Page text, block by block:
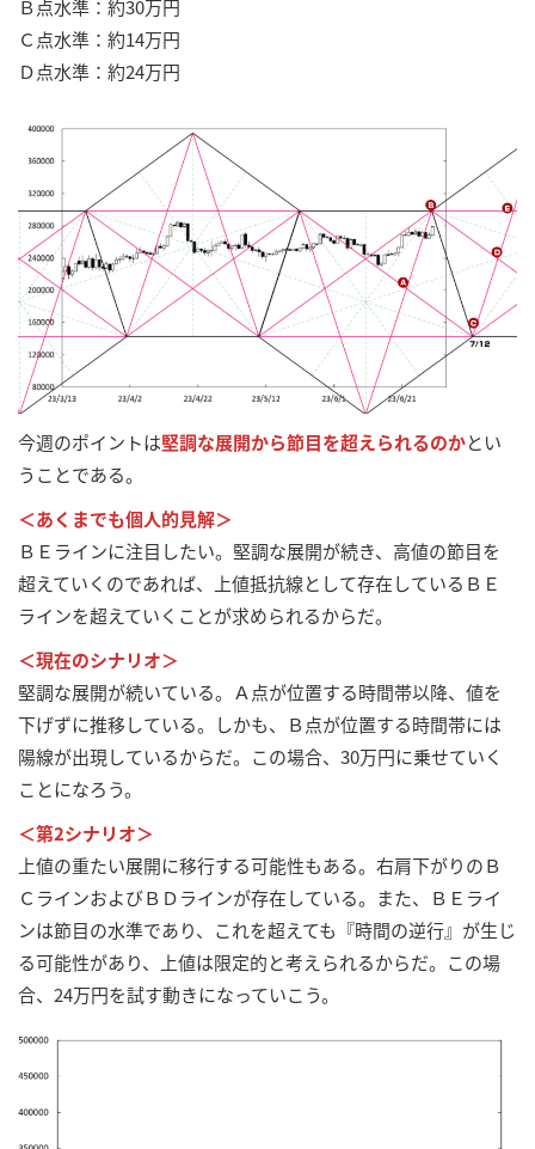
Ｂ点水準：約30万円
Ｃ点水準：約14万円
Ｄ点水準：約24万円
今週のポイントは堅調な展開から節目を超えられるのかとい
うことである。
＜あくまでも個人的見解＞
ＢＥラインに注目したい。堅調な展開が続き、高値の節目を
超えていくのであれば、上値抵抗線として存在しているＢＥ
ラインを超えていくことが求められるからだ。
＜現在のシナリオ＞
堅調な展開が続いている。Ａ点が位置する時間帯以降、値を
下げずに推移している。しかも、Ｂ点が位置する時間帯には
陽線が出現しているからだ。この場合、30万円に乗せていく
ことになろう。
＜第2シナリオ＞
上値の重たい展開に移行する可能性もある。右肩下がりのＢ
ＣラインおよびＢＤラインが存在している。また、ＢＥライ
ンは節目の水準であり、これを超えても『時間の逆行』が生じ
る可能性があり、上値は限定的と考えられるからだ。この場
合、24万円を試す動きになっていこう。